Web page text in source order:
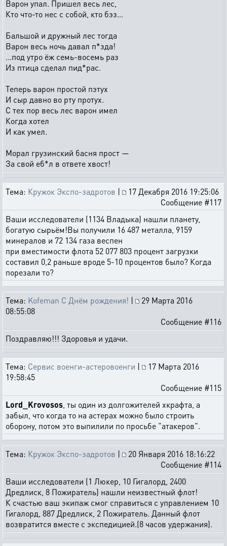
Варон упал. Пришел весь лес,
Кто что-то нес с собой, кто бэз…
Бальшой и дружный лес тогда
Варон весь ночь давал п*зда!
…под утро ёж семь-восемь раз
Из птица сделал пид*рас.
Теперь варон простой пэтух
И сыр давно во рту протух.
С тех пор весь лес варон имел
Когда хотел
И как умел.
Морал грузинский басня прост —
За свой еб*л в ответе хвост!
Тема: Кружок Экспо-задротов |
17 Декабря 2016 19:25:06
Сообщение #117
Ваши исследователи (1134 Владыка) нашли планету,
богатую сырьём!Вы получили 16 487 металла, 9159
минералов и 72 134 газа веспен
при вместимости флота 52 077 803 процент загрузки
составил 0,2 раньше вроде 5-10 процентов было? Когда
порезали то?
Тема: Kofeman С Днём рождения! |
29 Марта 2016
08:55:08
Сообщение #116
Поздравляю!!! Здоровья и удачи.
Тема: Сервис военги-астеровоенги |
17 Марта 2016
19:58:45
Сообщение #115
Lord_Krovosos , ты один из долгожителей хкрафта, а
забыл, что когда то на астерах можно было строить
оборону, потом это выпилили по просьбе "атакеров".
Тема: Кружок Экспо-задротов |
20 Января 2016 18:16:22
Сообщение #114
Ваши исследователи (1 Люкер, 10 Гигалорд, 2400
Дредлиск, 8 Пожиратель) нашли неизвестный флот!
К счастью ваш экипаж смог справиться с управлением 10
Гигалорд, 887 Дредлиск, 2 Пожиратель. Данный флот
возвратится вместе с экспедицией.(8 часов удержания).